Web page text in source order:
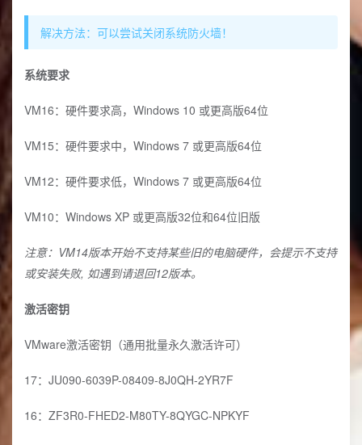
解决方法：可以尝试关闭系统防火墙！
系统要求
VM16：硬件要求高，Windows 10 或更高版64位
VM15：硬件要求中，Windows 7 或更高版64位
VM12：硬件要求低，Windows 7 或更高版64位
VM10：Windows XP 或更高版32位和64位旧版
注意：VM14版本开始不支持某些旧的电脑硬件，会提示不支持
或安装失败, 如遇到请退回12版本。
激活密钥
VMware激活密钥（通用批量永久激活许可）
17：JU090-6039P-08409-8J0QH-2YR7F
16：ZF3R0-FHED2-M80TY-8QYGC-NPKYF